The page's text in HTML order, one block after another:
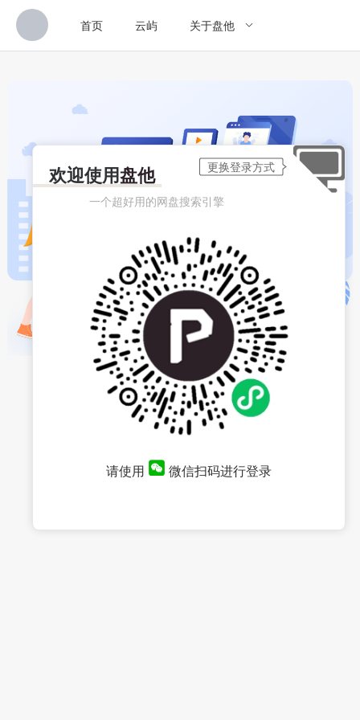
首页 云屿 关于盘他
欢迎使用盘他
一个超好用的网盘搜索引擎
请使用 微信扫码进行登录